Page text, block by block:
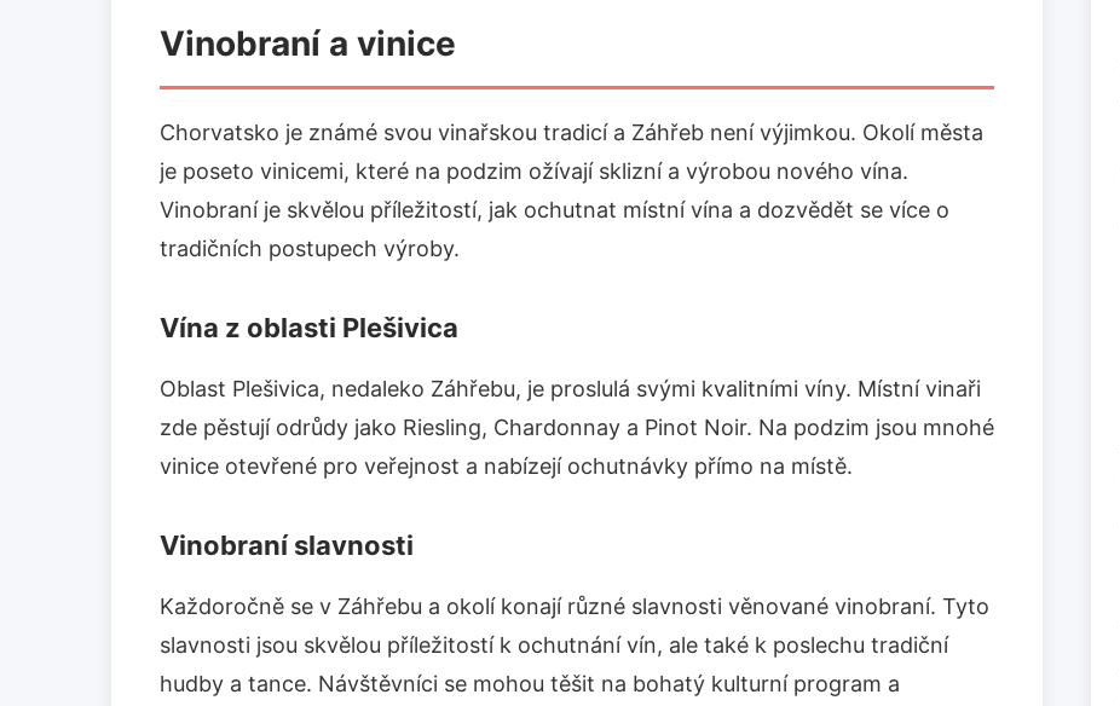
Vinobraní a vinice
Chorvatsko je známé svou vinařskou tradicí a Záhřeb není výjimkou. Okolí města
je poseto vinicemi, které na podzim ožívají sklizní a výrobou nového vína.
Vinobraní je skvělou příležitostí, jak ochutnat místní vína a dozvědět se více o
tradičních postupech výroby.
Vína z oblasti Plešivica
Oblast Plešivica, nedaleko Záhřebu, je proslulá svými kvalitními víny. Místní vinaři
zde pěstují odrůdy jako Riesling, Chardonnay a Pinot Noir. Na podzim jsou mnohé
vinice otevřené pro veřejnost a nabízejí ochutnávky přímo na místě.
Vinobraní slavnosti
Každoročně se v Záhřebu a okolí konají různé slavnosti věnované vinobraní. Tyto
slavnosti jsou skvělou příležitostí k ochutnání vín, ale také k poslechu tradiční
hudby a tance. Návštěvníci se mohou těšit na bohatý kulturní program a